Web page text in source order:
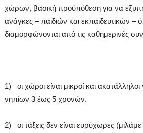
χώρων, βασική προϋπόθεση για να
ανάγκες – παιδιών και εκπαιδευτικών –
διαμορφώνονται από τις καθημερινές
1) οι χώροι είναι μικροί και ακατάλληλοι
νηπίων 3 έως 5 χρονών.
2) οι τάξεις δεν είναι ευρύχωρες